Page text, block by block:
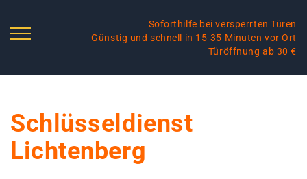
Soforthilfe bei versperrten Türen
Günstig und schnell in 15-35 Minuten vor Ort
Türöffnung ab 30 €
Schlüsseldienst
Lichtenberg